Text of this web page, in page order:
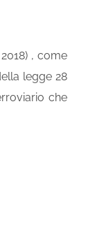
, come
legge 28
che